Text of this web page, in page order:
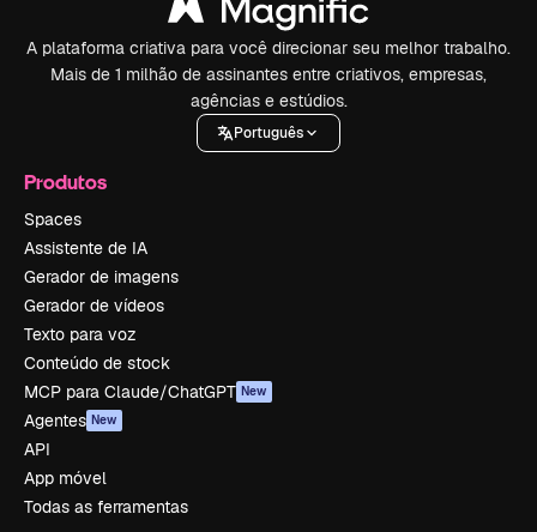
A plataforma criativa para você direcionar seu melhor trabalho.
Mais de 1 milhão de assinantes entre criativos, empresas,
agências e estúdios.
Português
Produtos
Spaces
Assistente de IA
Gerador de imagens
Gerador de vídeos
Texto para voz
Conteúdo de stock
MCP para Claude/ChatGPT New
Agentes New
API
App móvel
Todas as ferramentas